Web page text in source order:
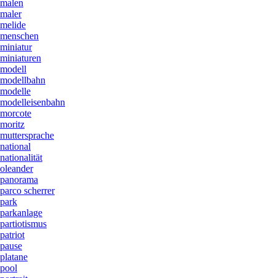
malen
maler
melide
menschen
miniatur
miniaturen
modell
modellbahn
modelle
modelleisenbahn
morcote
moritz
muttersprache
national
nationalität
oleander
panorama
parco scherrer
park
parkanlage
partiotismus
patriot
pause
platane
pool